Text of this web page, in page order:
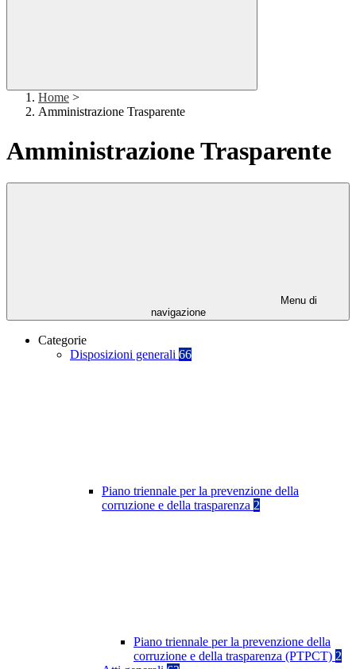
Home >
Amministrazione Trasparente
Amministrazione Trasparente
Menu di
navigazione
Categorie
Disposizioni generali 66
Piano triennale per la prevenzione della
corruzione e della trasparenza 2
Piano triennale per la prevenzione della
corruzione e della trasparenza (PTPCT) 2